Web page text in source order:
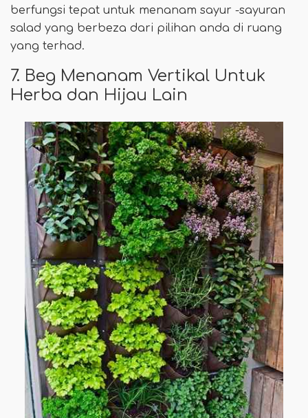
berfungsi tepat untuk menanam sayur -sayuran
salad yang berbeza dari pilihan anda di ruang
yang terhad.
7. Beg Menanam Vertikal Untuk
Herba dan Hijau Lain